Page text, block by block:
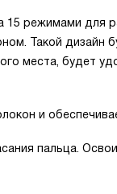
режимами для
Такой дизайн
места, будет
и
пальца.